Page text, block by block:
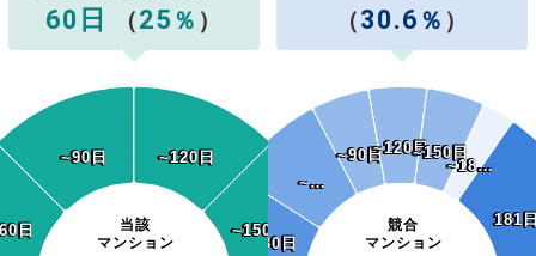
60日
（25 ％ ）
当該
マンション
日
日
~90日
~90日 ~120日
~120日
~150日
~150日
（30.6 ％ ）
競合
マンション
~30日
~30日
~…
~…
~90日
~90日~120日
~120日~150日
~150日
~18…
~18…
181
181